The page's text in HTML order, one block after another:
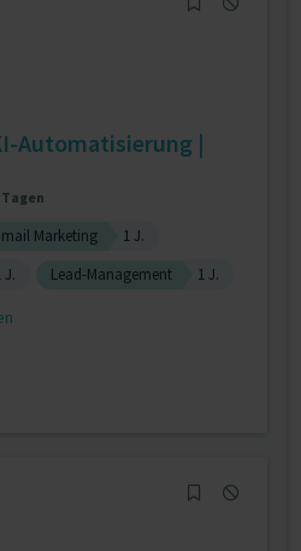
Automatisierung |
Marketing
1 J.
J. Lead-Management 1 J.